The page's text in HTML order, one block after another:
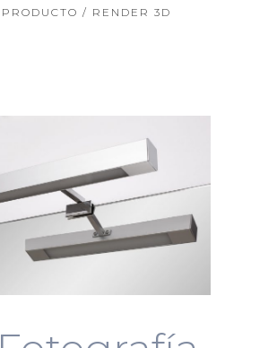
PRODUCTO / RENDER 3D